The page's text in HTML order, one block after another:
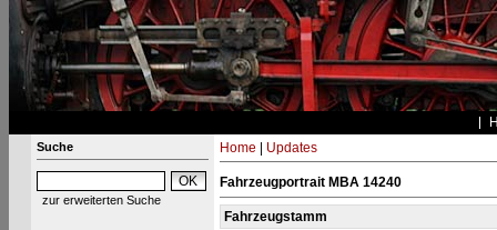
Suche
zur erweiterten Suche
Home Updates
Fahrzeugportrait MBA 14240
Fahrzeugstamm